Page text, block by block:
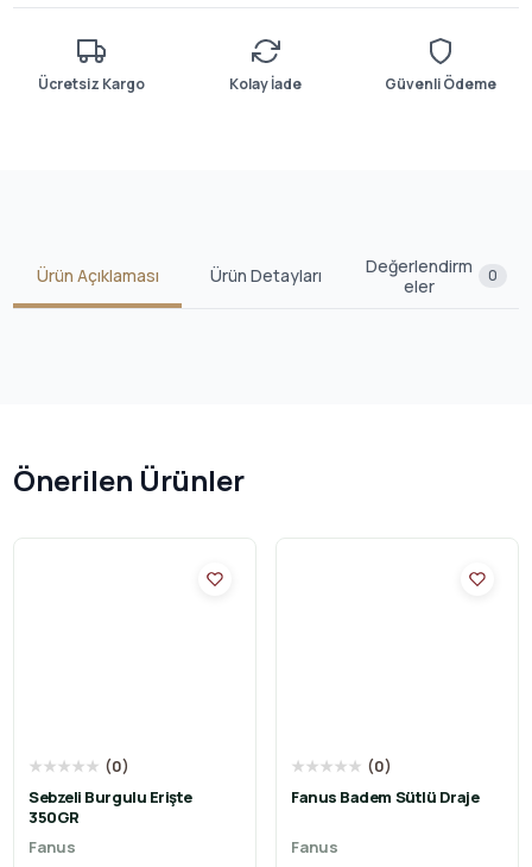
Ücretsiz Kargo Kolay İade Güvenli Ödeme
Ürün Açıklaması Ürün Detayları
Değerlendirm
eler
0
Önerilen Ürünler
★★★★★ (0)
Sebzeli Burgulu Erişte
350GR
Fanus
★★★★★ (0)
Fanus Badem Sütlü Draje
Fanus